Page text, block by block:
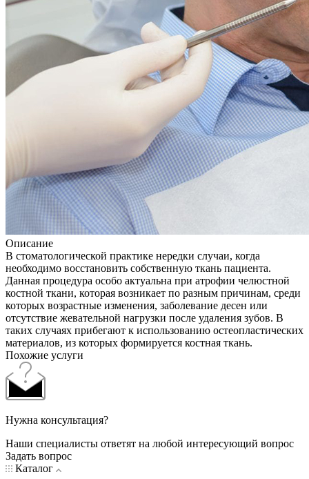
Описание
В стоматологической практике нередки случаи, когда
необходимо восстановить собственную ткань пациента.
Данная процедура особо актуальна при атрофии челюстной
костной ткани, которая возникает по разным причинам, среди
которых возрастные изменения, заболевание десен или
отсутствие жевательной нагрузки после удаления зубов. В
таких случаях прибегают к использованию остеопластических
материалов, из которых формируется костная ткань.
Похожие услуги
Нужна консультация?
Наши специалисты ответят на любой интересующий вопрос
Задать вопрос
Каталог